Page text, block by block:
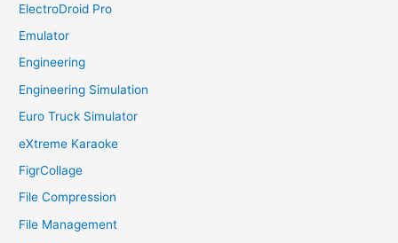
ElectroDroid Pro
Emulator
Engineering
Engineering Simulation
Euro Truck Simulator
eXtreme Karaoke
FigrCollage
File Compression
File Management